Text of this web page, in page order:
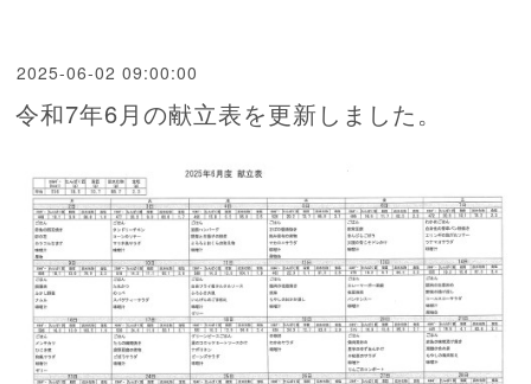
2025-06-02 09:00:00
令和7年6月の献立表を更新しました。